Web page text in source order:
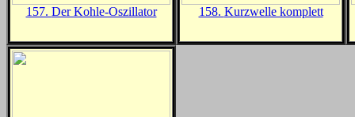
157. Der Kohle-Oszillator 158. Kurzwelle komplett